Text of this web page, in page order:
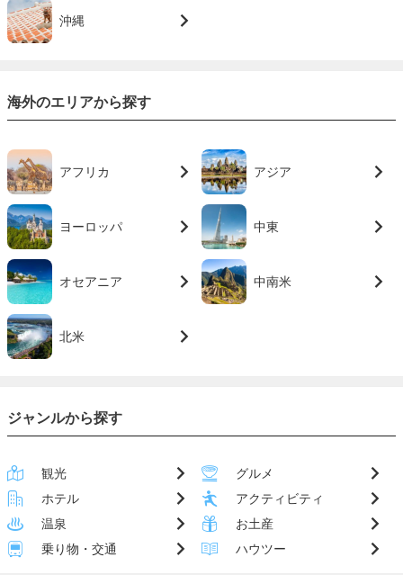
沖縄
海外のエリアから探す
アフリカ アジア
ヨーロッパ 中東
オセアニア 中南米
北米
ジャンルから探す
観光
グルメ
ホテル
アクティビティ
温泉
お土産
乗り物・交通
ハウツー